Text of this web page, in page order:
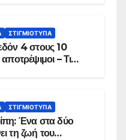
ΣΤΙΓΜΙΌΤΥΠΑ
4 στους 10
αποτρέψιμοι – Τι
ΣΤΙΓΜΙΌΤΥΠΑ
Ένα στα δύο
τη ζωή του